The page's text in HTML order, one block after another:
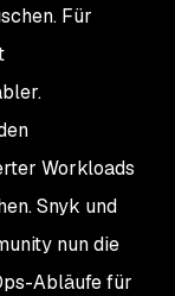
Für
Workloads
Snyk und
nun die
Abläufe für